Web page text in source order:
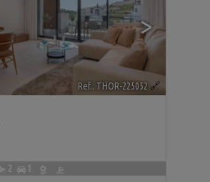
>
Ref.. THOR-225052 🔗
2 1